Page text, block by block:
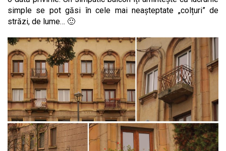
simple se pot găsi în cele mai neașteptate „colțuri” de
străzi, de lume… 🙂